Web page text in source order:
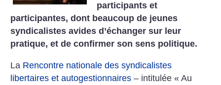
participants et
participantes, dont beaucoup de jeunes
syndicalistes avides d’échanger sur leur
pratique, et de confirmer son sens politique.
La Rencontre nationale des syndicalistes
libertaires et autogestionnaires – intitulée « Au